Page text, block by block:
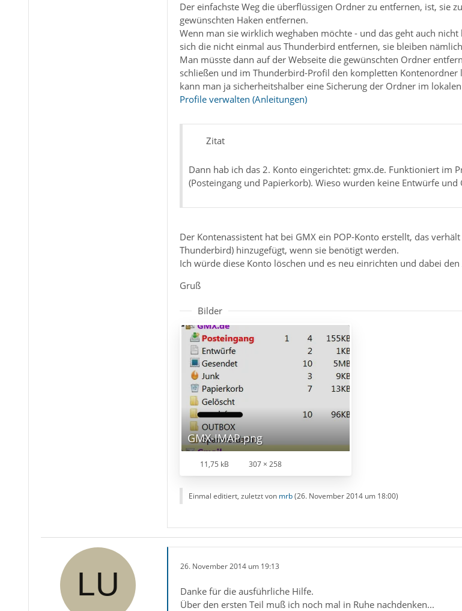
Der einfachste Weg die überflüssigen Ordner zu entfernen, ist, sie
gewünschten Haken entfernen.
Wenn man sie wirklich weghaben möchte - und das geht auch
sich die nicht einmal aus Thunderbird entfernen, sie bleiben
Man müsste dann auf der Webseite die gewünschten Ordner
schließen und im Thunderbird-Profil den kompletten
kann man ja sicherheitshalber eine Sicherung der Ordner im
Profile verwalten (Anleitungen)
Zitat
Dann hab ich das 2. Konto eingerichtet: gmx.de. Funktioniert im
(Posteingang und Papierkorb). Wieso wurden keine Entwürfe und
Der Kontenassistent hat bei GMX ein POP-Konto erstellt, das
Thunderbird) hinzugefügt, wenn sie benötigt werden.
Ich würde diese Konto löschen und es neu einrichten und dabei
Gruß
Bilder
GMX-IMAP.png
11,75 kB 307 × 258
Einmal editiert, zuletzt von mrb(26. November 2014 um 18:00)
26. November 2014 um 19:13
Danke für die ausführliche Hilfe.
Über den ersten Teil muß ich noch mal in Ruhe nachdenken...